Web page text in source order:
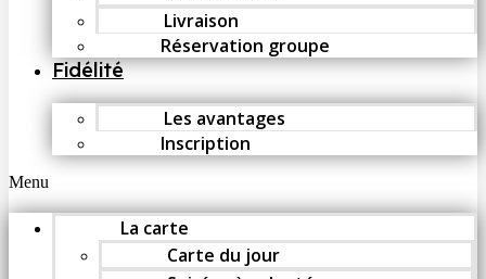
Livraison
Réservation groupe
Fidélité
Les avantages
Inscription
Menu
La carte
Carte du jour